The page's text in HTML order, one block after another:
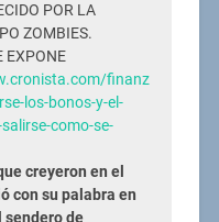
POR LA
ZOMBIES.
EXPONE
finanz
los-bonos-y-el-
como-se-
creyeron en el
con su palabra en